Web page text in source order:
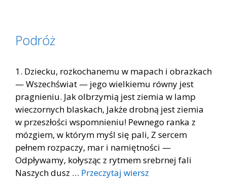
Podróż
1. Dziecku, rozkochanemu w mapach i obrazkach
— Wszechświat — jego wielkiemu równy jest
pragnieniu. Jak olbrzymią jest ziemia w lamp
wieczornych blaskach, Jakże drobną jest ziemia
w przeszłości wspomnieniu! Pewnego ranka z
mózgiem, w którym myśl się pali, Z sercem
pełnem rozpaczy, mar i namiętności —
Odpływamy, kołysząc z rytmem srebrnej fali
Naszych dusz … Przeczytaj wiersz